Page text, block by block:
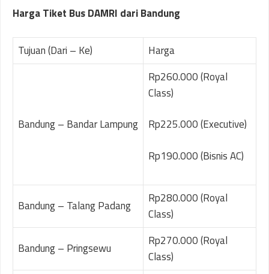
Harga Tiket Bus DAMRI dari Bandung
Tujuan (Dari – Ke) Harga
Bandung – Bandar Lampung
Rp260.000 (Royal
Class)
Rp225.000 (Executive)
Rp190.000 (Bisnis AC)
Bandung – Talang Padang
Rp280.000 (Royal
Class)
Bandung – Pringsewu
Rp270.000 (Royal
Class)